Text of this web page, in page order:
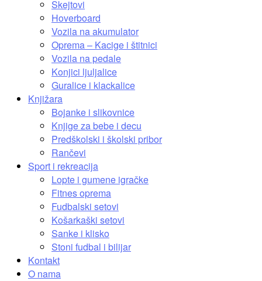
Skejtovi
Hoverboard
Vozila na akumulator
Oprema – Kacige i štitnici
Vozila na pedale
Konjici ljuljalice
Guralice i klackalice
Knjižara
Bojanke i slikovnice
Knjige za bebe i decu
Predškolski i školski pribor
Rančevi
Sport i rekreacija
Lopte i gumene igračke
Fitnes oprema
Fudbalski setovi
Košarkaški setovi
Sanke i klisko
Stoni fudbal i bilijar
Kontakt
O nama